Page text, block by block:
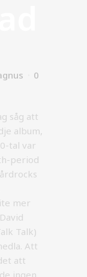
0
såg att
album,
tal var
period
mer
Talk)
Att
att
ingen